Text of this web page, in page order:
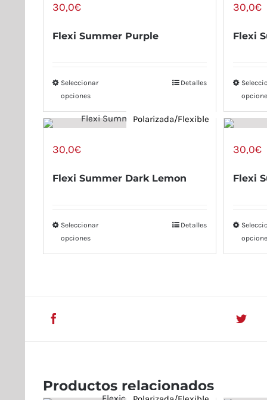
30,0€
Flexi Summer Purple
Seleccionar
opciones
Detalles
30,0€
Flexi
Polarizada/Flexible
30,0€
Flexi Summer Dark Lemon
Seleccionar
opciones
Detalles
30,0€
Flexi
Productos relacionados